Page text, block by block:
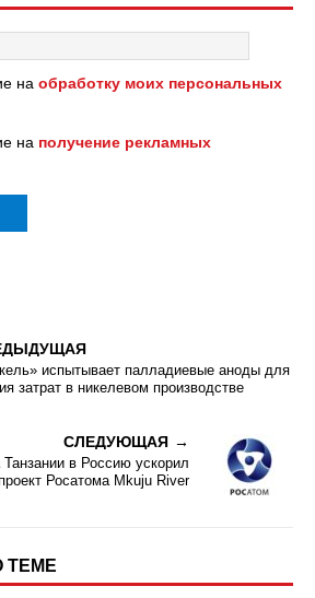
на обработку моих персональных
на получение рекламных
испытывает палладиевые аноды для
затрат в никелевом производстве
СЛЕДУЮЩАЯ
Танзании в Россию ускорил
Росатома Mkuju River
ТЕМЕ